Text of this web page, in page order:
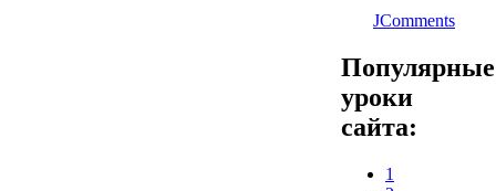
JComments
Популярные
уроки
сайта:
1